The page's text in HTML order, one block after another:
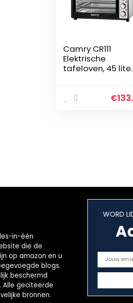
Camry CR111
Elektrische
tafeloven, 45
€
in-één
die de
op amazon en u
blogs.
beschermd
Alle geciteerde
bronnen.
WORD